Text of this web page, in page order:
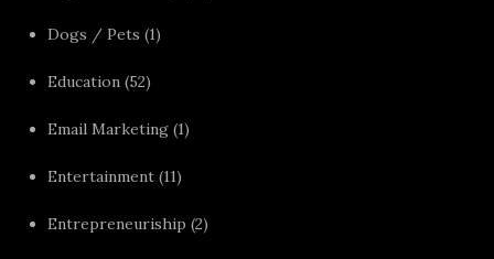
Dogs / Pets (1)
Education (52)
Email Marketing (1)
Entertainment (11)
Entrepreneuriship (2)